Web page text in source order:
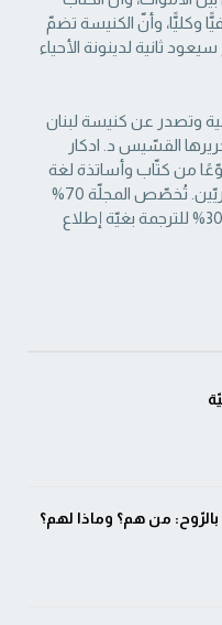
وكليًّا، وأنّ الكنيسة تضمّ
ثانية لدينونة الأحياء
وتصدر عن كنيسة لبنان
القسّيس د. ادكار
فريق من 40 متطوّعًا من كتّاب وأساتذة لغة
‏وإخراج ومصوّرين وفريق تسويق وإداريّين. تُخصّص المجلّة 70%
من مقالاتها للكتّاب الوطنيّين ‏وتترك 30% للترجمة بغيّة إطلاع
من هم؟ وماذا لهم؟